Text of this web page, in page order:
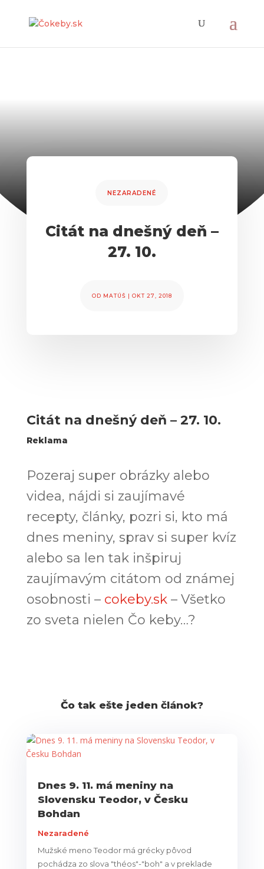
NEZARADENÉ
Citát na dnešný deň –
27. 10.
OD MATÚŠ | OKT 27, 2018
Citát na dnešný deň – 27. 10.
Reklama
Pozeraj super obrázky alebo
videa, nájdi si zaujímavé
recepty, články, pozri si, kto má
dnes meniny, sprav si super kvíz
alebo sa len tak inšpiruj
zaujímavým citátom od známej
osobnosti – cokeby.sk– Všetko
zo sveta nielen Čo keby…?
Čo tak ešte jeden článok?
Dnes 9. 11. má meniny na
Slovensku Teodor, v Česku
Bohdan
Nezaradené
Mužské meno Teodor má grécky pôvod
pochádza zo slova "théos"-"boh" a v preklade